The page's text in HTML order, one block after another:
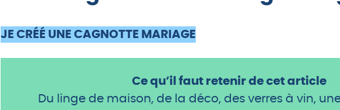
JE CRÉÉ UNE CAGNOTTE MARIAGE
Ce qu’il faut retenir de cet article
Du linge de maison, de la déco, des verres à vin,